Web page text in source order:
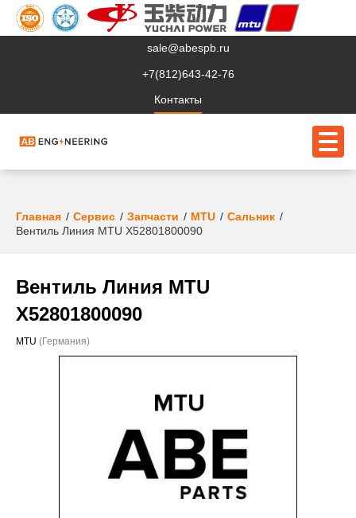
sale@abespb.ru
+7(812)643-42-76
Контакты
О компании
Сервис
Главная Сервис Запчасти MTU
Сальник
Вентиль Линия MTU X52801800090
Вентиль Линия MTU
X52801800090
MTU (Германия)